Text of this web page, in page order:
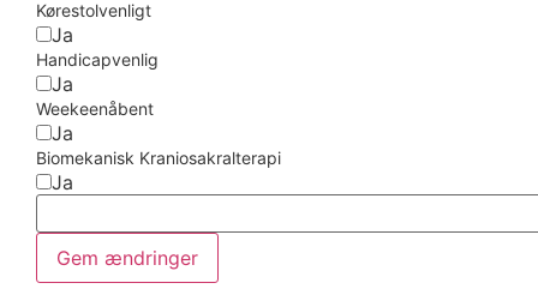
Kørestolvenligt
Ja
Handicapvenlig
Ja
Weekeenåbent
Ja
Biomekanisk Kraniosakralterapi
Ja
Gem ændringer